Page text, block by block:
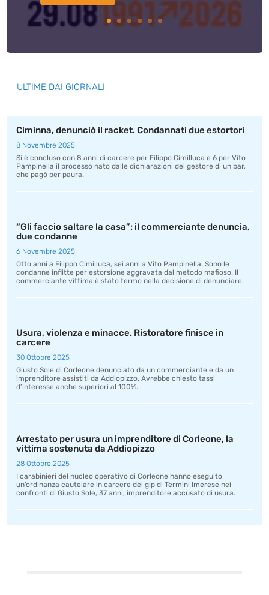
ULTIME DAI GIORNALI
Ciminna, denunciò il racket. Condannati due estortori
8 Novembre 2025
Si è concluso con 8 anni di carcere per Filippo Cimilluca e 6 per Vito
Pampinella il processo nato dalle dichiarazioni del gestore di un bar,
che pagò per paura.
“Gli faccio saltare la casa”: il commerciante denuncia,
due condanne
6 Novembre 2025
Otto anni a Filippo Cimilluca, sei anni a Vito Pampinella. Sono le
condanne inflitte per estorsione aggravata dal metodo mafioso. Il
commerciante vittima è stato fermo nella decisione di denunciare.
Usura, violenza e minacce. Ristoratore finisce in
carcere
30 Ottobre 2025
Giusto Sole di Corleone denunciato da un commerciante e da un
imprenditore assistiti da Addiopizzo. Avrebbe chiesto tassi
d’interesse anche superiori al 100%.
Arrestato per usura un imprenditore di Corleone, la
vittima sostenuta da Addiopizzo
28 Ottobre 2025
I carabinieri del nucleo operativo di Corleone hanno eseguito
un’ordinanza cautelare in carcere del gip di Termini Imerese nei
confronti di Giusto Sole, 37 anni, imprenditore accusato di usura.